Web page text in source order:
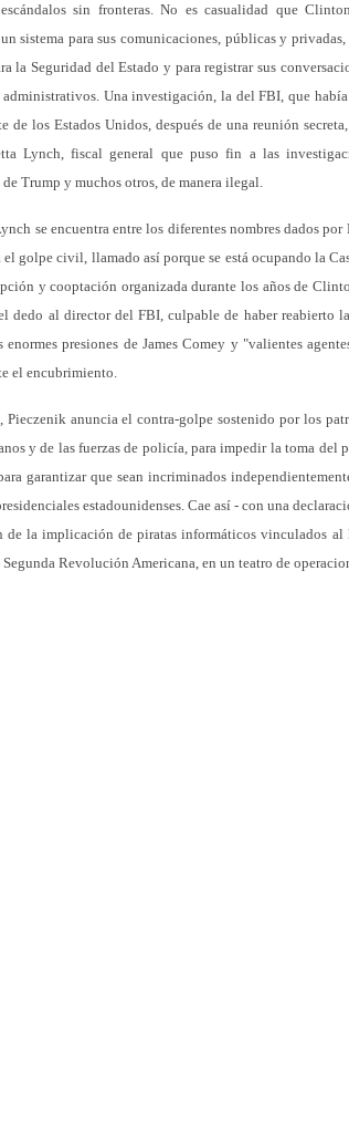
sin fronteras. No es casualidad que
sistema para sus comunicaciones, públicas y
la Seguridad del Estado y para registrar sus
Una investigación, la del FBI, que
de los Estados Unidos, después de una reunión
Lynch, fiscal general que puso fin a las
de Trump y muchos otros, de manera ilegal.
se encuentra entre los diferentes nombres dados
golpe civil, llamado así porque se está ocupando la
y cooptación organizada durante los años de
dedo al director del FBI, culpable de haber reabierto
enormes presiones de James Comey y "valientes
el encubrimiento.
Pieczenik anuncia el contra-golpe sostenido por los
y de las fuerzas de policía, para impedir la toma del
garantizar que sean incriminados
estadounidenses. Cae así - con una
de la implicación de piratas informáticos vinculados
Revolución Americana, en un teatro de